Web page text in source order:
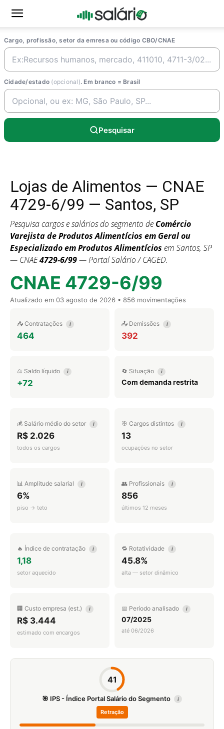
Cargo, profissão, setor da emresa ou código CBO/CNAE
Cidade/estado (opcional). Em branco = Brasil
Pesquisar
Lojas de Alimentos — CNAE
4729-6/99 — Santos, SP
Pesquisa cargos e salários do segmento de Comércio
Varejista de Produtos Alimentícios em Geral ou
Especializado em Produtos Alimentícios em Santos, SP
— CNAE4729-6/99— Portal Salário / CAGED.
CNAE 4729-6/99
Atualizado em 03 agosto de 2026 • 856 movimentações
📥 Contratações i
464
📤 Demissões i
392
⚖️ Saldo líquido i
+72
🔄 Situação i
Com demanda restrita
💰 Salário médio do setor i
R$ 2.026
todos os cargos
🎯 Cargos distintos i
13
ocupações no setor
📊 Amplitude salarial i
6%
piso → teto
👥 Profissionais i
856
últimos 12 meses
🔥 Índice de contratação i
1,18
setor aquecido
🔁 Rotatividade i
45.8%
alta — setor dinâmico
🏢 Custo empresa (est.) i
R$ 3.444
estimado com encargos
📅 Período analisado i
07/2025
até 06/2026
41
🎯 IPS - Índice Portal Salário do Segmento i
Retração